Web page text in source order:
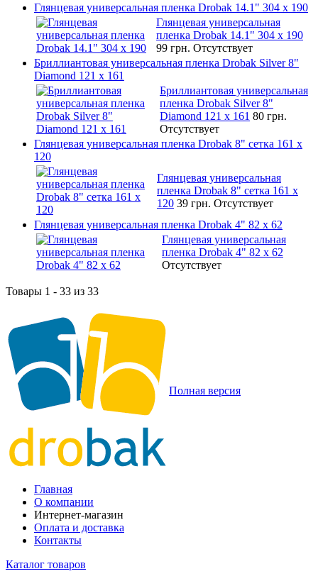
Глянцевая универсальная пленка Drobak 14.1" 304 х 190
Глянцевая универсальная
пленка Drobak 14.1" 304 х 190
99 грн. Отсутствует
Бриллиантовая универсальная пленка Drobak Silver 8"
Diamond 121 х 161
Бриллиантовая универсальная
пленка Drobak Silver 8"
Diamond 121 х 161 80 грн.
Отсутствует
Глянцевая универсальная пленка Drobak 8" сетка 161 х
120
Глянцевая универсальная
пленка Drobak 8" сетка 161 х
120 39 грн. Отсутствует
Глянцевая универсальная пленка Drobak 4" 82 x 62
Глянцевая универсальная
пленка Drobak 4" 82 x 62
Отсутствует
Товары 1 - 33 из 33
Полная версия
Главная
О компании
Интернет-магазин
Оплата и доставка
Контакты
Каталог товаров